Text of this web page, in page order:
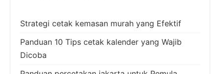
Strategi cetak kemasan murah yang Efektif
Panduan 10 Tips cetak kalender yang Wajib
Dicoba